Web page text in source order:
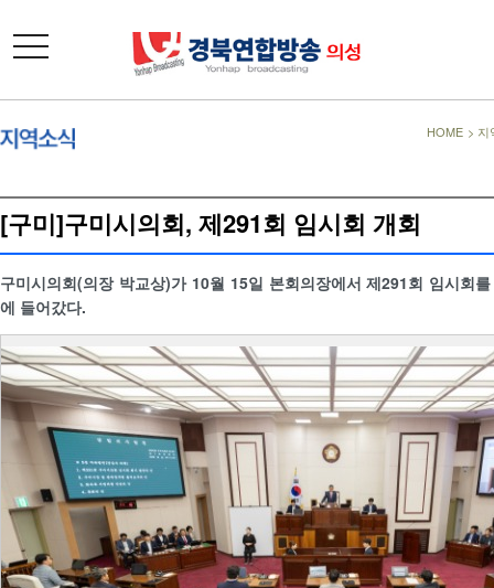
toggle
navigation
HOME > 지
[구미]구미시의회, 제291회 임시회 개회
구미시의회(의장 박교상)가 10월 15일 본회의장에서 제291회 임시회
에 들어갔다.